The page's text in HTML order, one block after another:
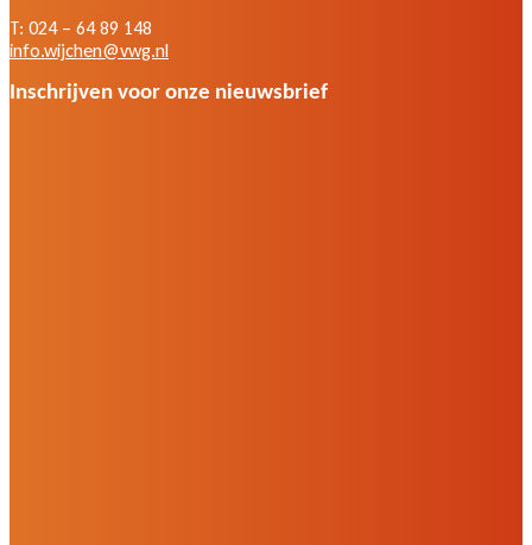
T: 024 – 64 89 148
info.wijchen@vwg.nl
Inschrijven voor onze nieuwsbrief